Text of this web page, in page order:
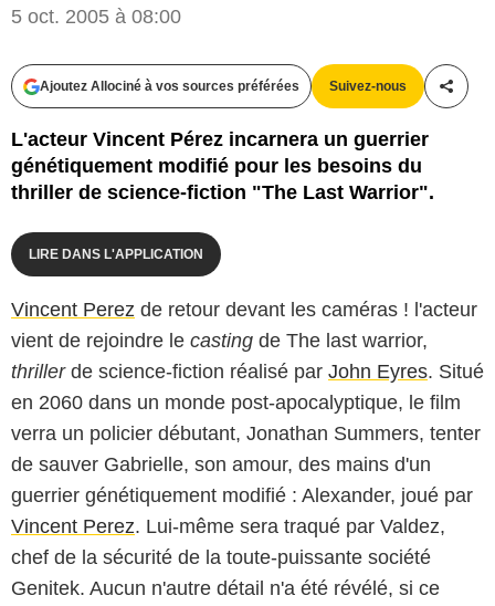
5 oct. 2005 à 08:00
Ajoutez Allociné à vos sources préférées Suivez-nous
L'acteur Vincent Pérez incarnera un guerrier
génétiquement modifié pour les besoins du
thriller de science-fiction "The Last Warrior".
LIRE DANS L'APPLICATION
Vincent Perez de retour devant les caméras ! l'acteur
vient de rejoindre le casting de The last warrior,
thrillerde science-fiction réalisé par John Eyres. Situé
en 2060 dans un monde post-apocalyptique, le film
verra un policier débutant, Jonathan Summers, tenter
de sauver Gabrielle, son amour, des mains d'un
guerrier génétiquement modifié : Alexander, joué par
Vincent Perez. Lui-même sera traqué par Valdez,
chef de la sécurité de la toute-puissante société
Genitek. Aucun n'autre détail n'a été révélé, si ce